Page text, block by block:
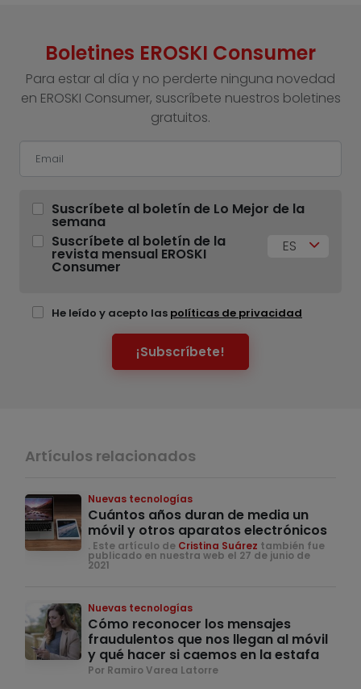
Boletines EROSKI Consumer
Para estar al día y no perderte ninguna novedad
en EROSKI Consumer, suscríbete nuestros boletines
gratuitos.
Suscríbete al boletín de Lo Mejor de la
semana
Suscríbete al boletín de la
revista mensual EROSKI
Consumer
ES
He leído y acepto las políticas de privacidad
¡Subscríbete!
Artículos relacionados
Nuevas tecnologías
Cuántos años duran de media un
móvil y otros aparatos electrónicos
. Este artículo de Cristina Suárez también fue
publicado en nuestra web el 27 de junio de
2021
Nuevas tecnologías
Cómo reconocer los mensajes
fraudulentos que nos llegan al móvil
y qué hacer si caemos en la estafa
Por Ramiro Varea Latorre